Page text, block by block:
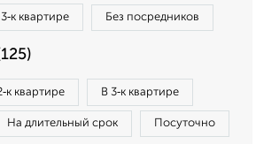
3‑к квартире Без посредников
квартире В 3‑к квартире
На длительный срок Посуточно